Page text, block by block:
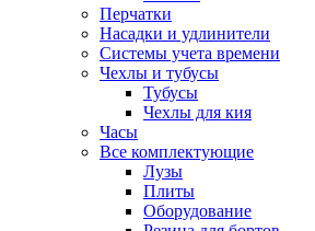
Перчатки
Насадки и удлинители
Системы учета времени
Чехлы и тубусы
Тубусы
Чехлы для кия
Часы
Все комплектующие
Лузы
Плиты
Оборудование